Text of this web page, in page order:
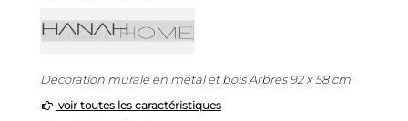
Décoration murale en métal et bois Arbres 92 x 58 cm
voir toutes les caractéristiques